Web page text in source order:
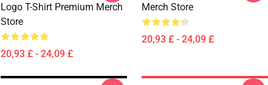
Logo T-Shirt Premium Merch
Store
20,93 £ - 24,09 £
Merch Store
20,93 £ - 24,09 £